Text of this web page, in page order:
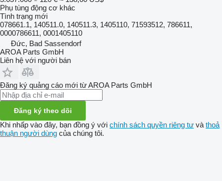
Phụ tùng động cơ khác
Tình trạng mới
078661.1, 140511.0, 140511.3, 1405110, 71593512, 786611,
0000786611, 0001405110
Đức, Bad Sassendorf
AROA Parts GmbH
Liên hệ với người bán
Đăng ký quảng cáo mới từ AROA Parts GmbH
Đăng ký theo dõi
Khi nhấp vào đây, bạn đồng ý với chính sách quyền riêng tư và thoả
thuận người dùng của chúng tôi.